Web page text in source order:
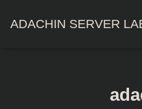
ADACHIN SERVER